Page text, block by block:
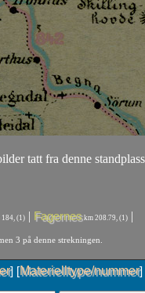
tatt fra denne
(1) | Fagerneskm 208.79, (1) |
3 på denne strekningen.
] [Materielltype/nummer]